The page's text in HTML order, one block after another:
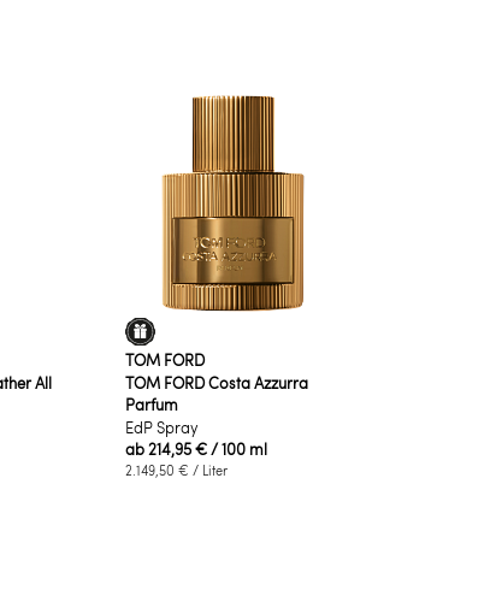
All
TOM FORD
TOM FORD Costa Azzurra
Parfum
EdP Spray
ab214,95 €/ 100 ml
2.149,50 € / Liter